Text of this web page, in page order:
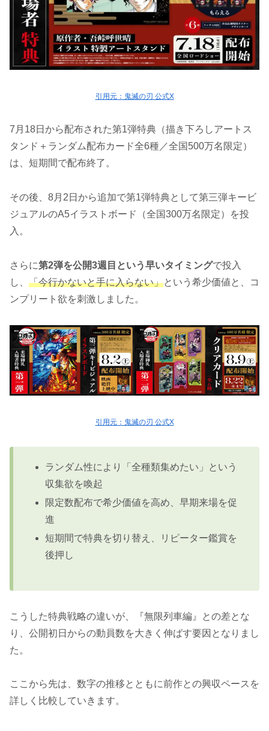
引用元：鬼滅の刃 公式X
7月18日から配布された第1弾特典（描き下ろしアートス
タンド＋ランダム配布カード全6種／全国500万名限定）
は、短期間で配布終了。
その後、8月2日から追加で第1弾特典として第三弾キービ
ジュアルのA5イラストボード（全国300万名限定）を投
入。
さらに第2弾を公開3週目という早いタイミングで投入
し、 「今行かないと手に入らない」という希少価値と、コ
ンプリート欲を刺激しました。
引用元：鬼滅の刃 公式X
ランダム性により「全種類集めたい」という
収集欲を喚起
限定数配布で希少価値を高め、早期来場を促
進
短期間で特典を切り替え、リピーター鑑賞を
後押し
こうした特典戦略の違いが、『無限列車編』との差とな
り、公開初日からの動員数を大きく伸ばす要因となりまし
た。
ここから先は、数字の推移とともに前作との興収ペースを
詳しく比較していきます。